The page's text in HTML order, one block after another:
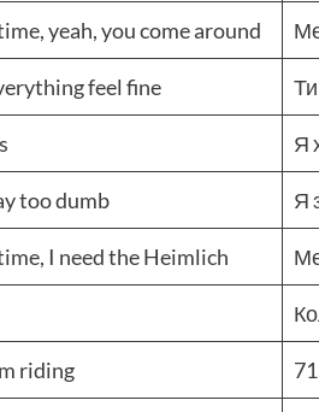
yeah, you come around
feel fine
Я
too dumb Я
I need the Heimlich
riding